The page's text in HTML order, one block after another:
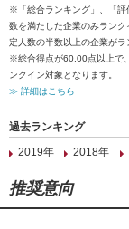
※「総合ランキング」、「評
数を満たした企業のみラン
定人数の半数以上の企業がラ
※総合得点が60.00点以上で
ンクイン対象となります。
≫ 詳細はこちら
過去ランキング
2019年
2018年
推奨意向